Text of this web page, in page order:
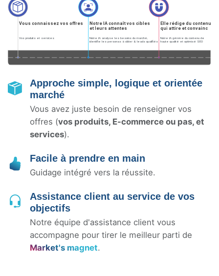
Approche simple, logique et orientée
marché
Vous avez juste besoin de renseigner vos
offres (vos produits, E-commerce ou pas, et
services).
Facile à prendre en main
Guidage intégré vers la réussite.
Assistance client au service de vos
objectifs
Notre équipe d'assistance client vous
accompagne pour tirer le meilleur parti de
Market's magnet.